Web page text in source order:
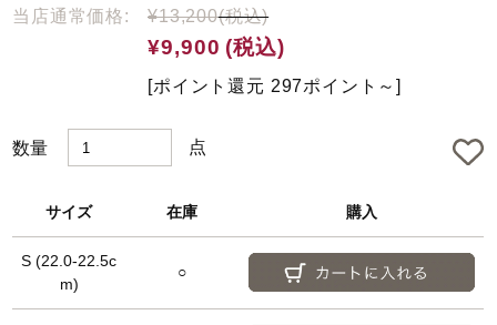
t当店通常価格: ¥13,200(税込)
¥9,900 (税込)
[ポイント還元 297ポイント～]
数量 点
サイズ 在庫 購入
S (22.0-22.5c
m)
○